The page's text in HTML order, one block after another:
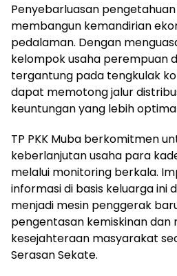
Penyebarluasan
membangun kemandirian
pedalaman. Dengan
kelompok usaha perempuan
tergantung pada tengkulak
dapat memotong jalur
keuntungan yang lebih
TP PKK Muba berkomitmen
keberlanjutan usaha para
melalui monitoring berkala.
informasi di basis keluarga ini
menjadi mesin penggerak
pengentasan kemiskinan dan
kesejahteraan masyarakat
Serasan Sekate.